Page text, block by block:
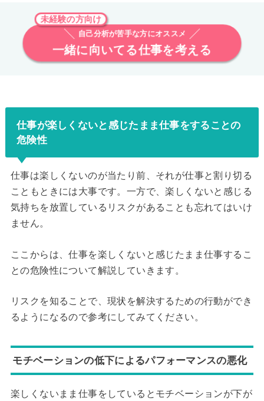
未経験の方向け
自己分析が苦手な方にオススメ
一緒に向いてる仕事を考える
仕事が楽しくないと感じたまま仕事をすることの
危険性
仕事は楽しくないのが当たり前、それが仕事と割り切る
こともときには大事です。一方で、楽しくないと感じる
気持ちを放置しているリスクがあることも忘れてはいけ
ません。
ここからは、仕事を楽しくないと感じたまま仕事するこ
との危険性について解説していきます。
リスクを知ることで、現状を解決するための行動ができ
るようになるので参考にしてみてください。
モチベーションの低下によるパフォーマンスの悪化
楽しくないまま仕事をしているとモチベーションが下が